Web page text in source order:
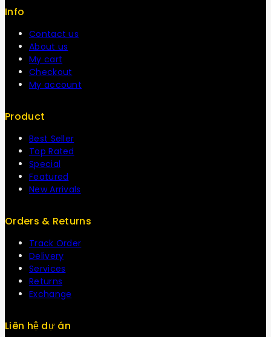
Info
Contact us
About us
My cart
Checkout
My account
Product
Best Seller
Top Rated
Special
Featured
New Arrivals
Orders & Returns
Track Order
Delivery
Services
Returns
Exchange
Liên hệ dự án